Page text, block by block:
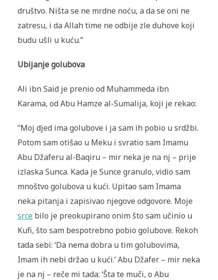
društvo. Ništa se ne mrdne noću, a da se oni ne
zatresu, i da Allah time ne odbije zle duhove koji
budu ušli u kuću.”
Ubijanje golubova
Ali ibn Said je prenio od Muhammeda ibn
Karama, od Abu Hamze al-Sumalija, koji je rekao:
“Moj djed ima golubove i ja sam ih pobio u srdžbi.
Potom sam otišao u Meku i svratio sam Imamu
Abu Džaferu al-Baqiru – mir neka je na nj – prije
izlaska Sunca. Kada je Sunce granulo, vidio sam
mnoštvo golubova u kući. Upitao sam Imama
neka pitanja i zapisivao njegove odgovore. Moje
srcebilo je preokupirano onim što sam učinio u
Kufi, što sam bespot­rebno pobio golubove. Rekoh
tada sebi: ‘Da nema dobra u tim golubovima,
Imam ih nebi držao u kući.’ Abu Džafer – mir neka
je na nj – reče mi tada: ‘Šta te muči, o Abu